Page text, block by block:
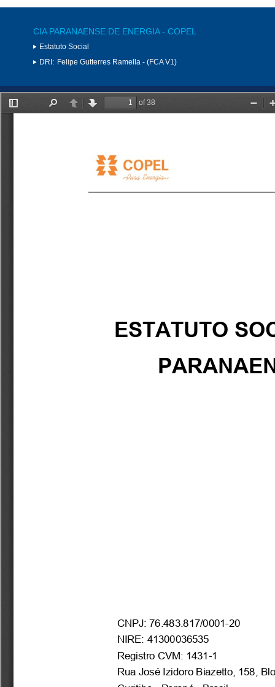
CIA PARANAENSE DE ENERGIA - COPEL
Estatuto Social
DRI: Felipe Gutterres Ramella - (FCA V1)